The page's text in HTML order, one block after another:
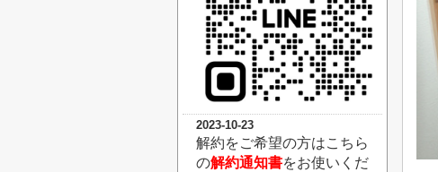
2023-10-23
解約をご希望の方はこちら
の解約通知書をお使いくだ